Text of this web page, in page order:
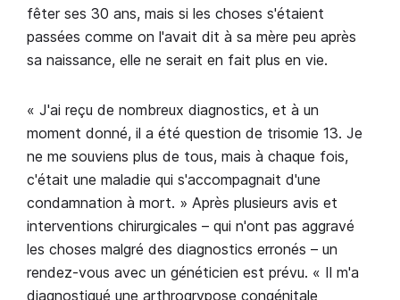
fêter ses 30 ans, mais si les choses s'étaient
passées comme on l'avait dit à sa mère peu après
sa naissance, elle ne serait en fait plus en vie.
« J'ai reçu de nombreux diagnostics, et à un
moment donné, il a été question de trisomie 13. Je
ne me souviens plus de tous, mais à chaque fois,
c'était une maladie qui s'accompagnait d'une
condamnation à mort. » Après plusieurs avis et
interventions chirurgicales – qui n'ont pas aggravé
les choses malgré des diagnostics erronés – un
rendez-vous avec un généticien est prévu. « Il m'a
diagnostiqué une arthrogrypose congénitale